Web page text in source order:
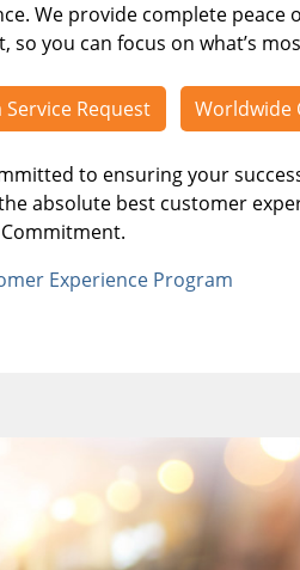
We provide complete peace
so you can focus on what’s
Request Worldwide
to ensuring your
absolute best customer
Experience Program